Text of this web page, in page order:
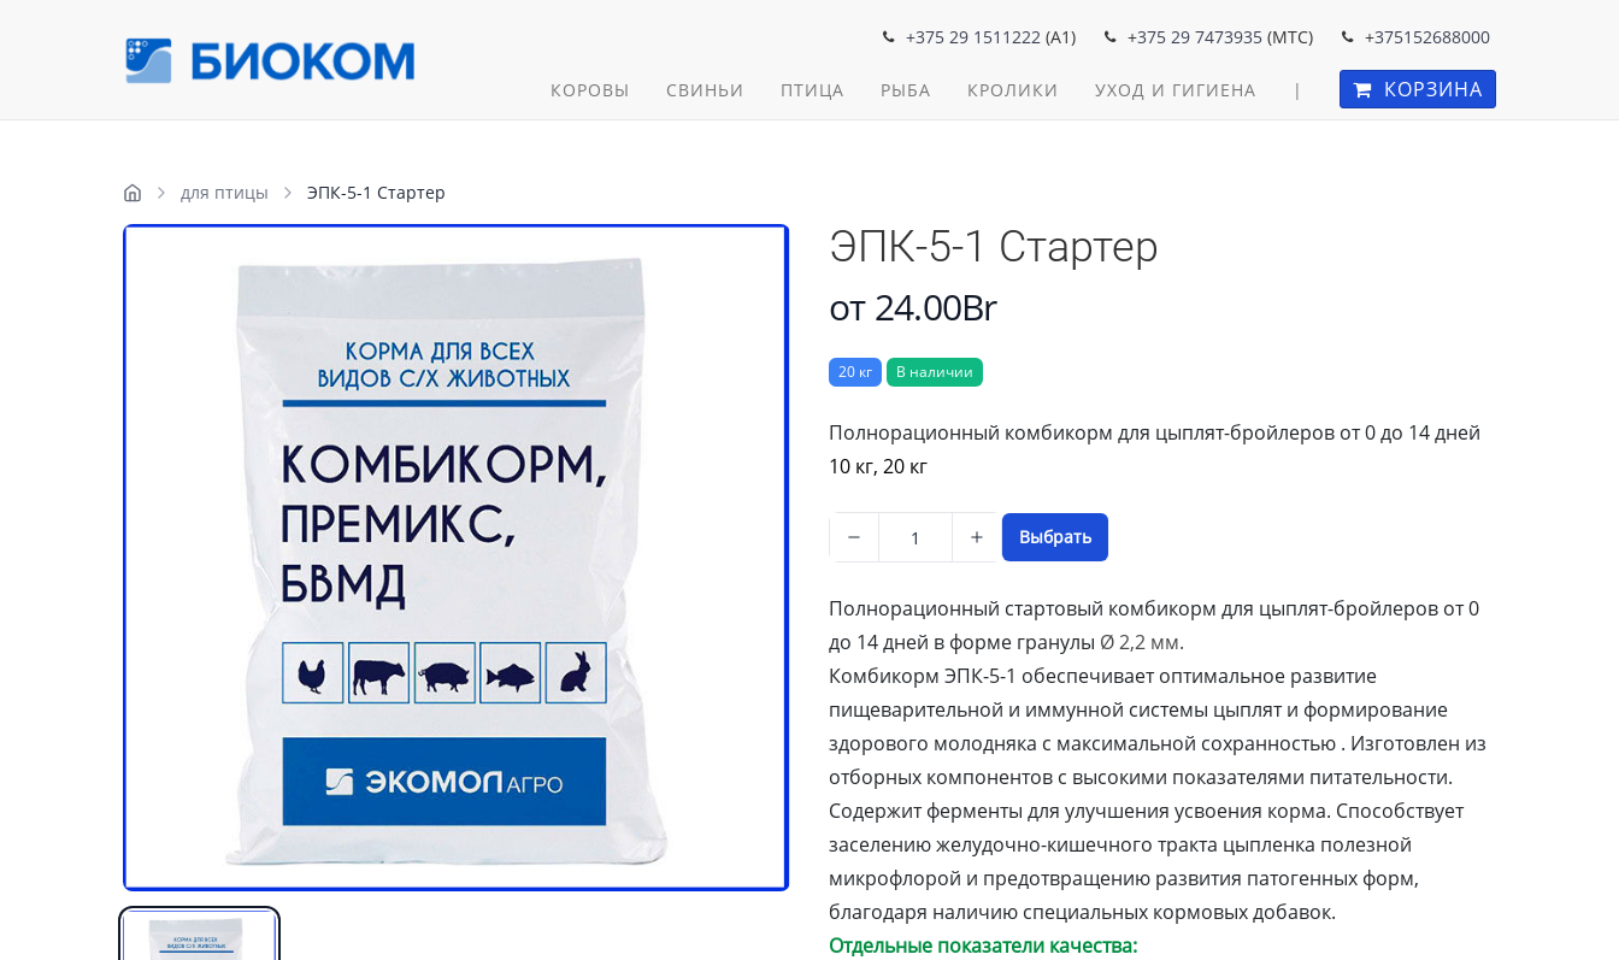
+375 29 1511222 (A1) +375 29 7473935 (MTC) +375152688000
КОРОВЫ СВИНЬИ ПТИЦА РЫБА КРОЛИКИ УХОД И ГИГИЕНА | КОРЗИНА
для птицы ЭПК-5-1 Стартер
ЭПК-5-1 Стартер
от 24.00Br
20 кг В наличии
Описание
Полнорационный комбикорм для цыплят-бройлеров от 0 до 14 дней
10 кг, 20 кг
Выбрать
Полнорационный стартовый комбикорм для цыплят-бройлеров от 0
до 14 дней в форме гранулы Ø 2,2 мм.
Комбикорм ЭПК-5-1 обеспечивает оптимальное развитие
пищеварительной и иммунной системы цыплят и формирование
здорового молодняка с максимальной сохранностью . Изготовлен из
отборных компонентов с высокими показателями питательности.
Содержит ферменты для улучшения усвоения корма. Способствует
заселению желудочно-кишечного тракта цыпленка полезной
микрофлорой и предотвращению развития патогенных форм,
благодаря наличию специальных кормовых добавок.
Отдельные показатели качества: